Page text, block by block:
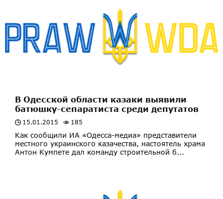
В Одесской области казаки выявили
батюшку-сепаратиста среди депутатов
15.01.2015 185
Как сообщили ИА «Одесса-медиа» представители
местного украинского казачества, настоятель храма
Антон Кумпете дал команду строительной б...